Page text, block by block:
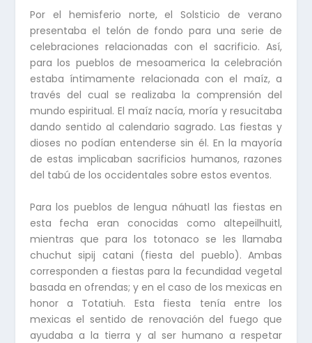
Por el hemisferio norte, el Solsticio de verano
presentaba el telón de fondo para una serie de
celebraciones relacionadas con el sacrificio. Así,
para los pueblos de mesoamerica la celebración
estaba íntimamente relacionada con el maíz, a
través del cual se realizaba la comprensión del
mundo espiritual. El maíz nacía, moría y resucitaba
dando sentido al calendario sagrado. Las fiestas y
dioses no podían entenderse sin él. En la mayoría
de estas implicaban sacrificios humanos, razones
del tabú de los occidentales sobre estos eventos.
Para los pueblos de lengua náhuatl las fiestas en
esta fecha eran conocidas como altepeilhuitl,
mientras que para los totonaco se les llamaba
chuchut sipij catani (fiesta del pueblo). Ambas
corresponden a fiestas para la fecundidad vegetal
basada en ofrendas; y en el caso de los mexicas en
honor a Totatiuh. Esta fiesta tenía entre los
mexicas el sentido de renovación del fuego que
ayudaba a la tierra y al ser humano a respetar